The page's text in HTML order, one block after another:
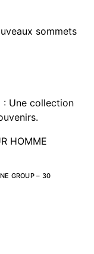
sommets
: Une collection
HOMME
GROUP – 30